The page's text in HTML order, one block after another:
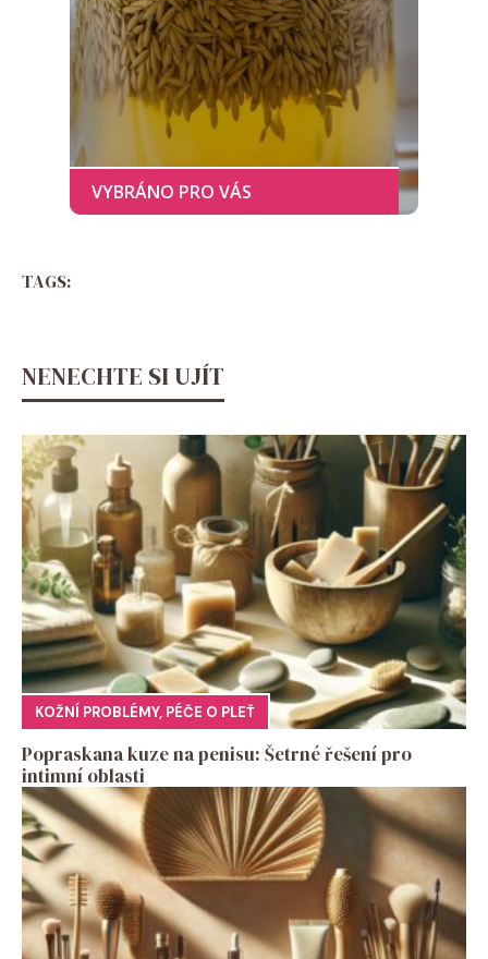
TAGS:
NENECHTE SI UJÍT
KOŽNÍ PROBLÉMY, PÉČE O PLEŤ
Popraskana kuze na penisu: Šetrné řešení pro
intimní oblasti